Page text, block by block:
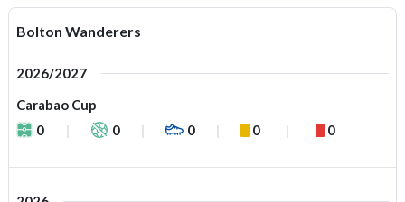
Bolton Wanderers
2026/2027
Carabao Cup
0
0 0 0 0